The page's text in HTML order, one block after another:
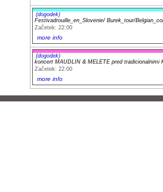
(dogodek)
Festivadrouille_en_Slovenie/ Burek_tour/
Začetek: 22:00
more info
(dogodek)
koncert MAUDLIN & MELETE pred tradicionalnimi
Začetek: 22:00
more info